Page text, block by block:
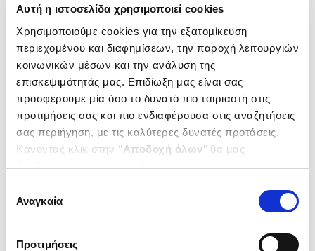
Αυτή η ιστοσελίδα χρησιμοποιεί cookies
Χρησιμοποιούμε cookies για την εξατομίκευση
περιεχομένου και διαφημίσεων, την παροχή λειτουργιών
κοινωνικών μέσων και την ανάλυση της
επισκεψιμότητάς μας. Επιδίωξη μας είναι σας
προσφέρουμε μία όσο το δυνατό πιο ταιριαστή στις
προτιμήσεις σας και πιο ενδιαφέρουσα στις αναζητήσεις
σας περιήγηση, με τις καλύτερες δυνατές προτάσεις.
Κάνοντας κλικ στην ‘’Αποδοχή όλων’’ θα μας
βοηθήσετε να ανταποκριθούμε στα παραπάνω.
ενδιαφέρουν και να επιλέξετε από τα παρακάτω με την
΄΄και να ενημερωθείτε σχετικά με
συγκατάθεσης
Αναγκαία
Προτιμήσεις
Έρωτας από τον άλλο κόσμο